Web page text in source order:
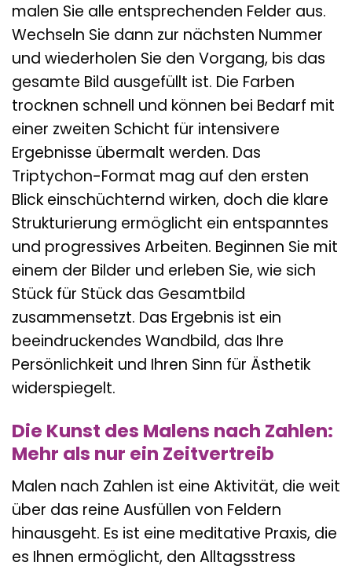
malen Sie alle entsprechenden Felder aus.
Wechseln Sie dann zur nächsten Nummer
und wiederholen Sie den Vorgang, bis das
gesamte Bild ausgefüllt ist. Die Farben
trocknen schnell und können bei Bedarf mit
einer zweiten Schicht für intensivere
Ergebnisse übermalt werden. Das
Triptychon-Format mag auf den ersten
Blick einschüchternd wirken, doch die klare
Strukturierung ermöglicht ein entspanntes
und progressives Arbeiten. Beginnen Sie mit
einem der Bilder und erleben Sie, wie sich
Stück für Stück das Gesamtbild
zusammensetzt. Das Ergebnis ist ein
beeindruckendes Wandbild, das Ihre
Persönlichkeit und Ihren Sinn für Ästhetik
widerspiegelt.
Die Kunst des Malens nach Zahlen:
Mehr als nur ein Zeitvertreib
Malen nach Zahlen ist eine Aktivität, die weit
über das reine Ausfüllen von Feldern
hinausgeht. Es ist eine meditative Praxis, die
es Ihnen ermöglicht, den Alltagsstress